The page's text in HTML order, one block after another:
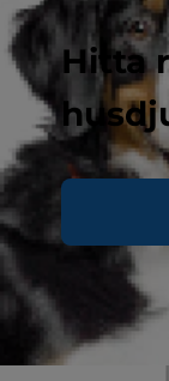
Hitta